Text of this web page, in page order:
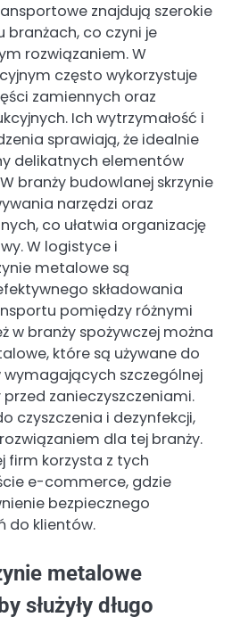
znajdują szerokie
branżach, co czyni je
rozwiązaniem. W
często wykorzystuje
zamiennych oraz
Ich wytrzymałość i
sprawiają, że idealnie
delikatnych elementów
branży budowlanej skrzynie
narzędzi oraz
co ułatwia organizację
W logistyce i
metalowe są
składowania
pomiędzy różnymi
w branży spożywczej można
które są używane do
szczególnej
zanieczyszczeniami.
czyszczenia i dezynfekcji,
dla tej branży.
firm korzysta z tych
e-commerce, gdzie
bezpiecznego
do klientów.
metalowe
służyły długo